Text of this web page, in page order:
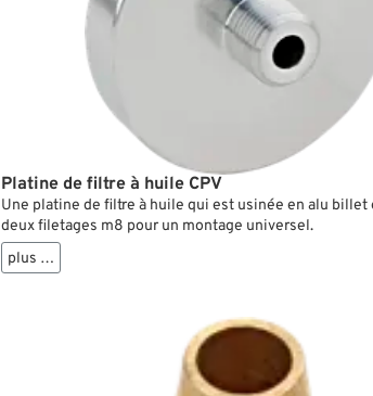
Platine de filtre à huile CPV
Une platine de filtre à huile qui est usinée en alu billet
deux filetages m8 pour un montage universel.
plus …